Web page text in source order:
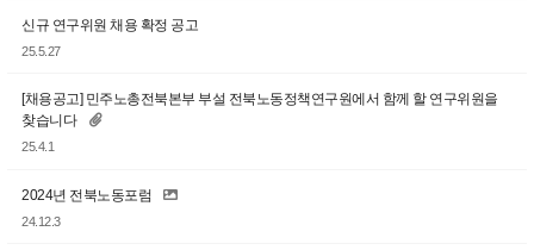
신규 연구위원 채용 확정 공고
25.5.27
[채용공고] 민주노총전북본부 부설 전북노동정책연구원에서 함께 할 연구위원을
찾습니다
25.4.1
2024년 전북노동포럼
24.12.3